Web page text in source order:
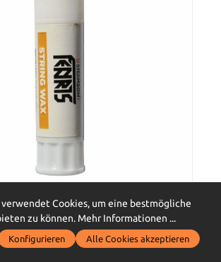
FENRIS Sehnenwachs
Cookies, um eine bestmögliche
zu können. Mehr Informationen ...
Konfigurieren Alle Cookies akzeptieren